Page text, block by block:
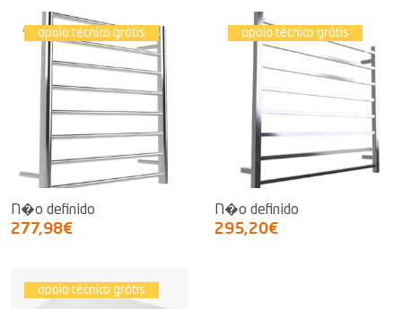
apoio técnico grátis
N�o definido
277,98€
apoio técnico grátis
N�o definido
295,20€
apoio técnico grátis